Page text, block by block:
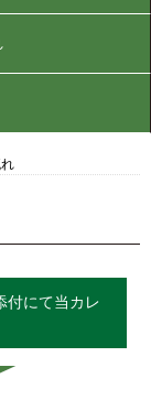
付にて当カレ